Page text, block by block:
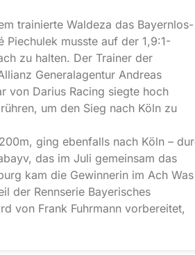
trainierte Waldeza das Bayernlos-
Piechulek musste auf der 1,9:1-
zu halten. Der Trainer der
Generalagentur Andreas
von Darius Racing siegte hoch
um den Sieg nach Köln zu
ging ebenfalls nach Köln –
das im Juli gemeinsam das
kam die Gewinnerin im Ach Was
der Rennserie Bayerisches
von Frank Fuhrmann vorbereitet,